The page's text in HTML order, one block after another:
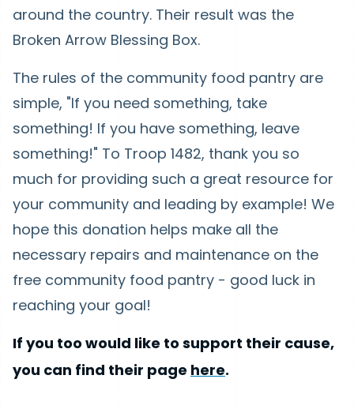
around the country. Their result was the
Broken Arrow Blessing Box.
The rules of the community food pantry are
simple, "If you need something, take
something! If you have something, leave
something!" To Troop 1482, thank you so
much for providing such a great resource for
your community and leading by example! We
hope this donation helps make all the
necessary repairs and maintenance on the
free community food pantry - good luck in
reaching your goal!
If you too would like to support their cause,
you can find their page here.